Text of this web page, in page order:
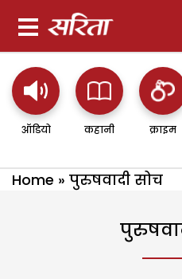
ऑडियो कहानी क्राइम
Home » पुरुषवादी सोच